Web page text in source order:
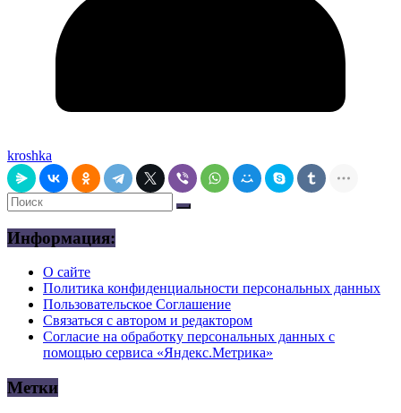
kroshka
Информация:
О сайте
Политика конфиденциальности персональных данных
Пользовательское Соглашение
Связаться с автором и редактором
Согласие на обработку персональных данных с
помощью сервиса «Яндекс.Метрика»
Метки